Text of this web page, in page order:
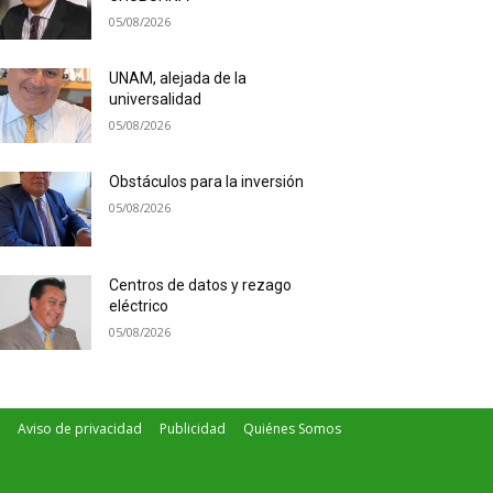
05/08/2026
UNAM, alejada de la
universalidad
05/08/2026
Obstáculos para la inversión
05/08/2026
Centros de datos y rezago
eléctrico
05/08/2026
Aviso de privacidad Publicidad Quiénes Somos